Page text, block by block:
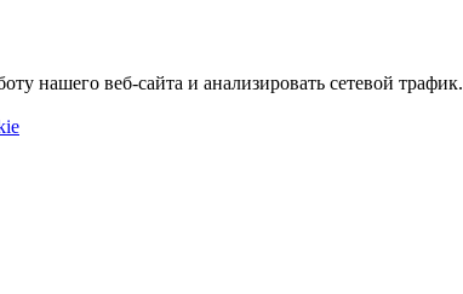
нашего веб-сайта и анализировать сетевой трафик.